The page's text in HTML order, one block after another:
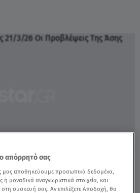
21/3/26 Οι
Μπήλιου - Video
απόρρητό σας
μας αποθηκεύουμε προσωπικά δεδομένα,
μοναδικά αναγνωριστικά στοιχεία, και
συσκευή σας. Αν επιλέξετε Αποδοχή, θα